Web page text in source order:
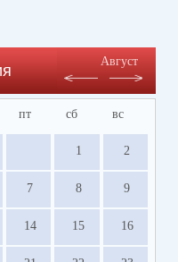
Август
пт сб вс
1 2
7 8 9
14 15 16